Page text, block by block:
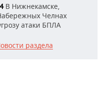
В Нижнекамске,
Челнах
атаки БПЛА
раздела